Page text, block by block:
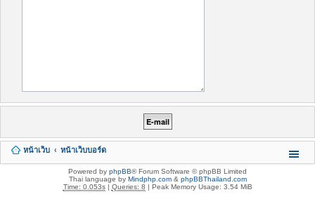
หน้าเว็บ หน้าเว็บบอร์ด
Powered by phpBB® Forum Software © phpBB Limited
Thai language by Mindphp.com& phpBBThailand.com
Time: 0.053s| Queries: 8 | Peak Memory Usage: 3.54 MiB